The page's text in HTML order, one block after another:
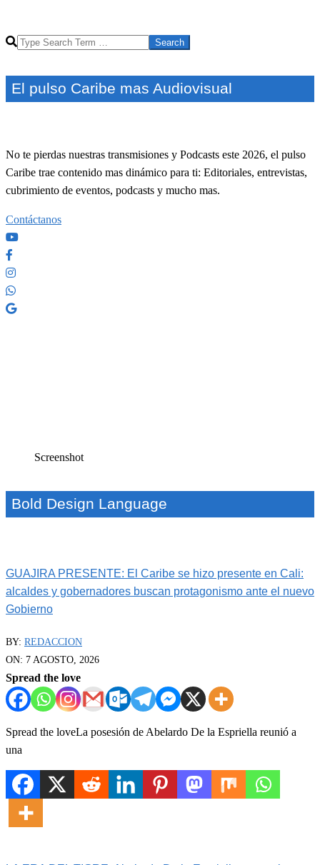
Search
El pulso Caribe mas Audiovisual
No te pierdas nuestras transmisiones y Podcasts este 2026, el pulso
Caribe trae contenido mas dinámico para ti: Editoriales, entrevistas,
cubrimiento de eventos, podcasts y mucho mas.
Contáctanos
Screenshot
Bold Design Language
GUAJIRA PRESENTE: El Caribe se hizo presente en Cali:
alcaldes y gobernadores buscan protagonismo ante el nuevo
Gobierno
BY: REDACCION
ON: 7 AGOSTO, 2026
Spread the love
Spread the loveLa posesión de Abelardo De la Espriella reunió a
una